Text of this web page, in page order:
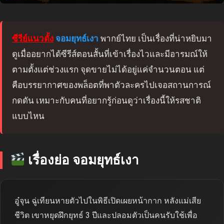
ซีรีย์แนวตั้ง จอมยุทธ์เงา พากย์ไทย เป็นเรื่องที่น่าหยิบมา
ดูเมื่ออยากได้ซีรีส์ตอนสั้นที่เข้าเรื่องไวและมีอารมณ์ให้
ตามตั้งแต่ช่วงแรก จุดขายไม่ได้อยู่แค่จำนวนตอน แต่
คือบรรยากาศของพล็อตที่พาตัวละครไปเจอสถานการณ์
กดดัน เหมาะกับคนที่อยากรู้ก่อนดูว่าเรื่องนี้ให้รสชาติ
แบบไหน
เรื่องย่อ จอมยุทธ์เงา
อู๋จุน ฉู่เทียนหายตัวไปในพิธีเปิดเผยหน้ากาก หลังแม่เสีย
ชีวิต เขาหยุดฝึกยุทธ์ 3 ปีและปลอมตัวเป็นคนรับใช้เพื่อ